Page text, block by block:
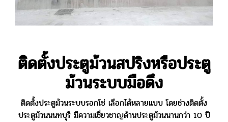
ติดตั้งประตูม้วนสปริงหรือประตู
ม้วนระบบมือดึง
ติดตั้งประตูม้วนระบบรอกโซ่ เลือกได้หลายแบบ โดยช่างติดตั้ง
ประตูม้วนนนทบุรี มีความเชี่ยวชาญด้านประตูม้วนนานกว่า 10 ปี